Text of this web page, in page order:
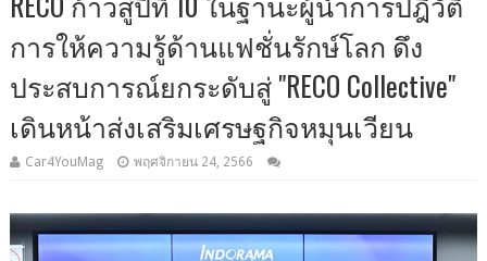
การให้ความรู้ด้านแฟชั่นรักษ์โลก ดึง
ประสบการณ์ยกระดับสู่ "RECO Collective"
เดินหน้าส่งเสริมเศรษฐกิจหมุนเวียน
Car4YouMag พฤศจิกายน 24, 2566